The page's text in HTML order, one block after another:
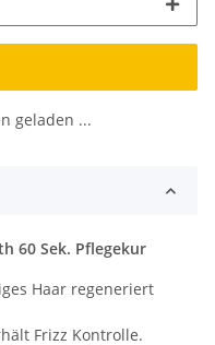
geladen ...
60 Sek. Pflegekur
Haar regeneriert
Frizz Kontrolle.